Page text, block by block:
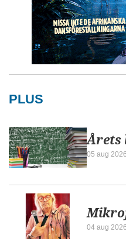
PLUS
Årets
05 aug 2026
04 aug 2026